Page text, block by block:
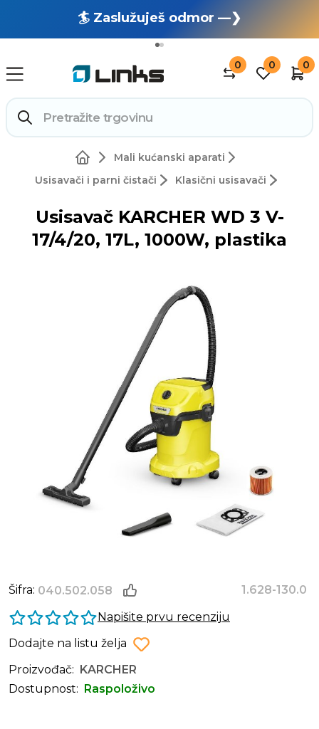
🏄 Zaslužuješ odmor —❯
🔥 OUTLET: TOTALNA RASPRODAJA —❯
0 0 0
Mali kućanski aparati
Usisavači i parni čistači
Klasični usisavači
Usisavač KARCHER WD 3 V-
17/4/20, 17L, 1000W, plastika
Šifra: 040.502.058
1.628-130.0
Napišite prvu recenziju
Dodajte na listu želja
Proizvođač:
KARCHER
Dostupnost:
Raspoloživo